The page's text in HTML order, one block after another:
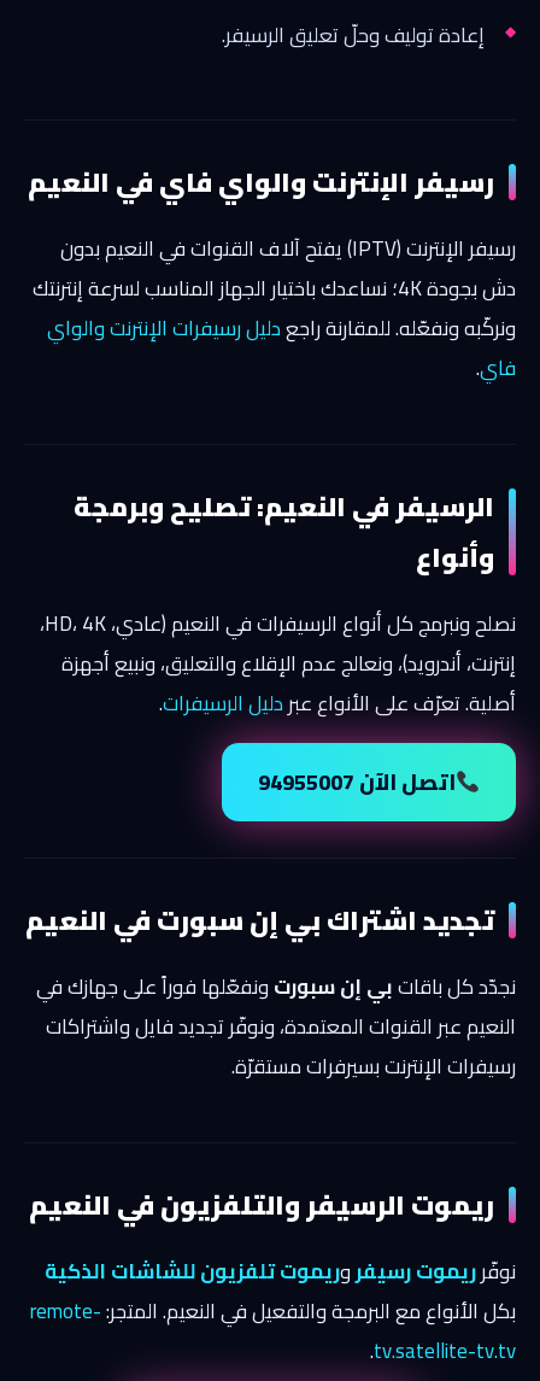
إعادة توليف وحلّ تعليق الرسيفر.
رسيفر الإنترنت والواي فاي في النعيم
رسيفر الإنترنت (IPTV) يفتح آلاف القنوات في النعيم بدون
دش بجودة 4K؛ نساعدك باختيار الجهاز المناسب لسرعة إنترنتك
ونركّبه ونفعّله. للمقارنة راجعدليل رسيفرات الإنترنت والواي
فاي.
الرسيفر في النعيم: تصليح وبرمجة
وأنواع
نصلح ونبرمج كل أنواع الرسيفرات في النعيم (عادي، HD، 4K،
إنترنت، أندرويد)، ونعالج عدم الإقلاع والتعليق، ونبيع أجهزة
أصلية. تعرّف على الأنواع عبردليل الرسيفرات.
اتصل الآن 94955007
تجديد اشتراك بي إن سبورت في النعيم
نجدّد كل باقاتبي إن سبورتونفعّلها فوراً على جهازك في
النعيم عبر القنوات المعتمدة، ونوفّر تجديد فايل واشتراكات
رسيفرات الإنترنت بسيرفرات مستقرّة.
ريموت الرسيفر والتلفزيون في النعيم
نوفّرريموت رسيفروريموت تلفزيون للشاشات الذكية
بكل الأنواع مع البرمجة والتفعيل في النعيم. المتجر:remote-
tv.satellite-tv.tv
.